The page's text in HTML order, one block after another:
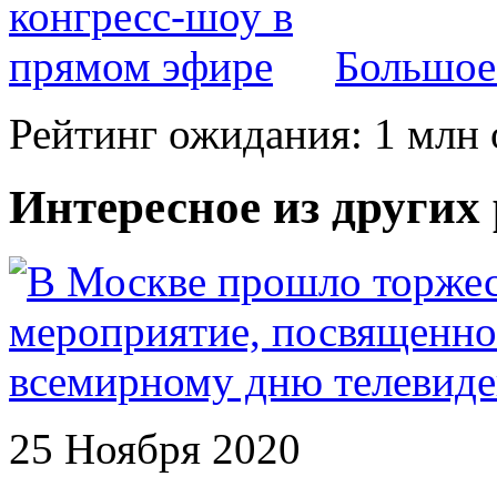
Рейтинг ожидания: 1 млн
Интересное из
25 Ноября 2020